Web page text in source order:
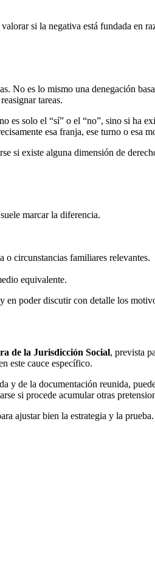
si la negativa está fundada en
No es lo mismo una denegación
tareas.
solo el “sí” o el “no”, sino si ha
esa franja, ese turno o esa
si existe alguna dimensión de
suele marcar la diferencia.
o circunstancias familiares relevantes.
equivalente.
en poder discutir con detalle los
de la Jurisdicción Social, prevista
este cauce específico.
y de la documentación reunida,
si procede acumular otras
ajustar bien la estrategia y la prueba.